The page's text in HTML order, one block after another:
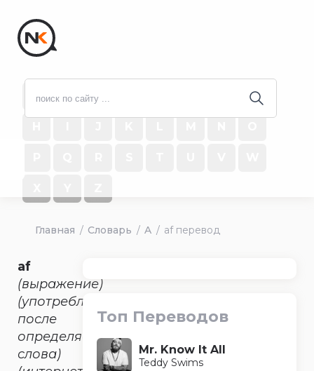
# A B G
Главная Словарь A af перевод
af
(выражение)
(употребляется
после
определяемого
слова)
Топ Переводов
Mr. Know It All
Teddy Swims